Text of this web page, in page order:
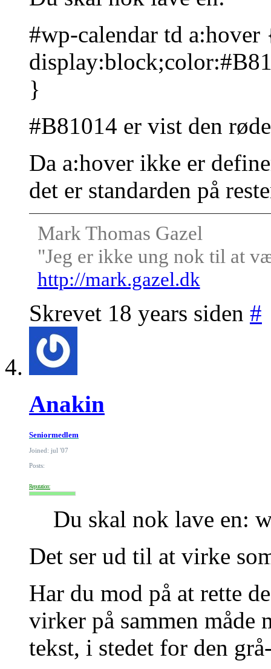
#wp-calendar td a:hover
}
#B81014 er vist den
Da a:hover ikke er
det er standarden på
Mark Thomas Gazel
"Jeg er ikke ung nok til at
http://mark.gazel.dk
Skrevet 18 years siden #
Anakin
Seniormedlem
Joined: jul '07
Posts:
Reputation:
Du skal nok lave en:
Det ser ud til at virke
Har du mod på at rette
virker på sammen måde
tekst, i stedet for den